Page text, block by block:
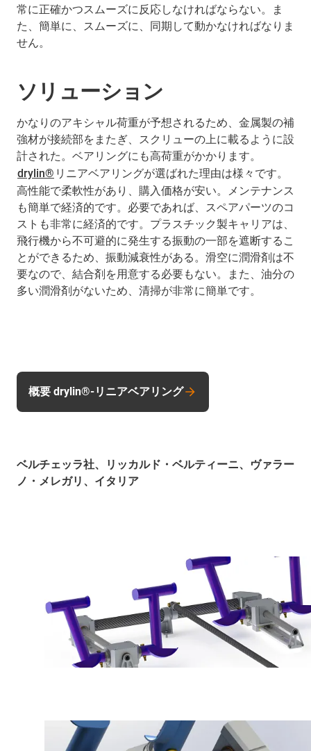
常に正確かつスムーズに反応しなければならない。ま
た、簡単に、スムーズに、同期して動かなければなりま
せん。
ソリューション
かなりのアキシャル荷重が予想されるため、金属製の補
強材が接続部をまたぎ、スクリューの上に載るように設
計された。ベアリングにも高荷重がかかります。
drylin® リニアベアリングが選ばれた理由は様々です。
高性能で柔軟性があり、購入価格が安い。メンテナンス
も簡単で経済的です。必要であれば、スペアパーツのコ
ストも非常に経済的です。プラスチック製キャリアは、
飛行機から不可避的に発生する振動の一部を遮断するこ
とができるため、振動減衰性がある。滑空に潤滑剤は不
要なので、結合剤を用意する必要もない。また、油分の
多い潤滑剤がないため、清掃が非常に簡単です。
概要 drylin®-リニアベアリング
ベルチェッラ社、リッカルド・ベルティーニ、ヴァラー
ノ・メレガリ、イタリア